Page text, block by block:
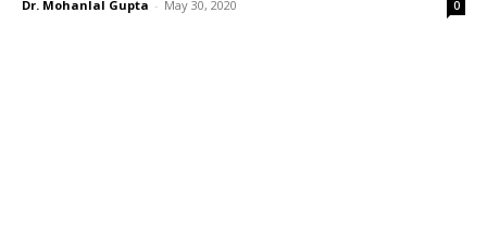
Dr. Mohanlal Gupta - May 30, 2020 0